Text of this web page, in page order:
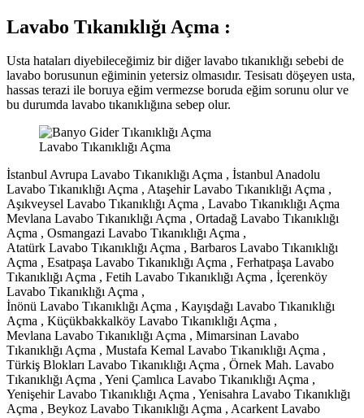
Lavabo Tıkanıklığı Açma :
Usta hataları diyebileceğimiz bir diğer lavabo tıkanıklığı sebebi de
lavabo borusunun eğiminin yetersiz olmasıdır. Tesisatı döşeyen usta,
hassas terazi ile boruya eğim vermezse boruda eğim sorunu olur ve
bu durumda lavabo tıkanıklığına sebep olur.
Lavabo Tıkanıklığı Açma
İstanbul Avrupa Lavabo Tıkanıklığı Açma , İstanbul Anadolu
Lavabo Tıkanıklığı Açma , Ataşehir Lavabo Tıkanıklığı Açma ,
Aşıkveysel Lavabo Tıkanıklığı Açma , Lavabo Tıkanıklığı Açma
Mevlana Lavabo Tıkanıklığı Açma , Ortadağ Lavabo Tıkanıklığı
Açma , Osmangazi Lavabo Tıkanıklığı Açma ,
Atatürk Lavabo Tıkanıklığı Açma , Barbaros Lavabo Tıkanıklığı
Açma , Esatpaşa Lavabo Tıkanıklığı Açma , Ferhatpaşa Lavabo
Tıkanıklığı Açma , Fetih Lavabo Tıkanıklığı Açma , İçerenköy
Lavabo Tıkanıklığı Açma ,
İnönü Lavabo Tıkanıklığı Açma , Kayışdağı Lavabo Tıkanıklığı
Açma , Küçükbakkalköy Lavabo Tıkanıklığı Açma ,
Mevlana Lavabo Tıkanıklığı Açma , Mimarsinan Lavabo
Tıkanıklığı Açma , Mustafa Kemal Lavabo Tıkanıklığı Açma ,
Türkiş Blokları Lavabo Tıkanıklığı Açma , Örnek Mah. Lavabo
Tıkanıklığı Açma , Yeni Çamlıca Lavabo Tıkanıklığı Açma ,
Yenişehir Lavabo Tıkanıklığı Açma , Yenisahra Lavabo Tıkanıklığı
Açma , Beykoz Lavabo Tıkanıklığı Açma , Acarkent Lavabo